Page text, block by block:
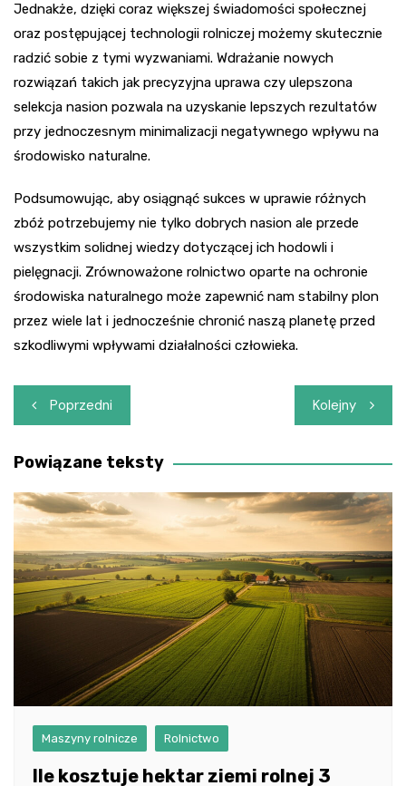
Jednakże, dzięki coraz większej świadomości społecznej
oraz postępującej technologii rolniczej możemy skutecznie
radzić sobie z tymi wyzwaniami. Wdrażanie nowych
rozwiązań takich jak precyzyjna uprawa czy ulepszona
selekcja nasion pozwala na uzyskanie lepszych rezultatów
przy jednoczesnym minimalizacji negatywnego wpływu na
środowisko naturalne.
Podsumowując, aby osiągnąć sukces w uprawie różnych
zbóż potrzebujemy nie tylko dobrych nasion ale przede
wszystkim solidnej wiedzy dotyczącej ich hodowli i
pielęgnacji. Zrównoważone rolnictwo oparte na ochronie
środowiska naturalnego może zapewnić nam stabilny plon
przez wiele lat i jednocześnie chronić naszą planetę przed
szkodliwymi wpływami działalności człowieka.
Nawigacja
wpisu
Poprzedni Kolejny
Powiązane teksty
Maszyny rolnicze Rolnictwo
Ile kosztuje hektar ziemi rolnej 3